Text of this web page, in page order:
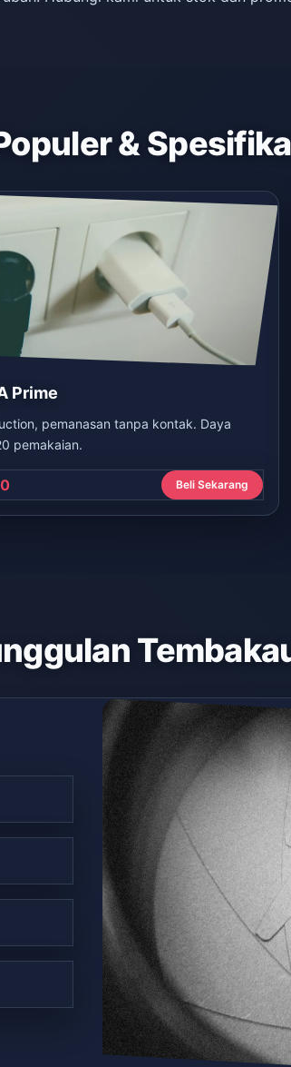
&
Prime
pemanasan tanpa kontak. Daya
pemakaian.
Beli Sekarang